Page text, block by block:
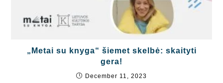
„Metai su knyga“ šiemet skelbė: skaityti
gera!
December 11, 2023